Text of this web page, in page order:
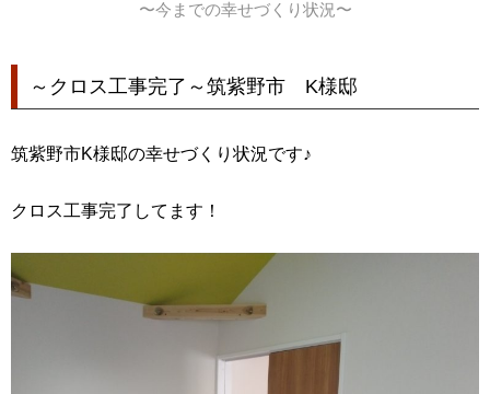
〜今までの幸せづくり状況〜
～クロス工事完了～筑紫野市 K様邸
筑紫野市K様邸の幸せづくり状況です♪
クロス工事完了してます！